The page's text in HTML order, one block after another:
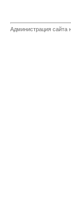
Администрация сайта